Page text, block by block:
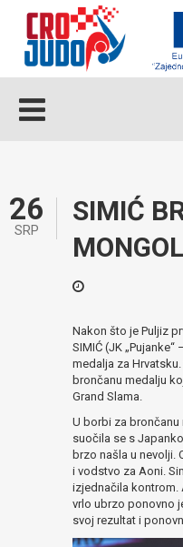
26
SRP
SIMIĆ
Nakon što je Puljiz
SIMIĆ (JK
medalja za
brončanu medalju
Grand Slama.
U borbi za brončanu
suočila se s
brzo našla u nevolji.
i vodstvo za Aoni.
izjednačila kontrom.
vrlo ubrzo ponovno
svoj rezultat i